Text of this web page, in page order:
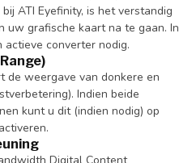
ATI Eyefinity, is het verstandig
uw grafische kaart na te gaan. In
converter nodig.
de weergave van donkere en
Indien beide
kunt u dit (indien nodig) op